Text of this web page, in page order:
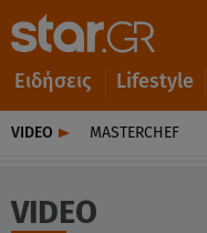
Ειδήσεις Lifestyle
VIDEO MASTERCHEF
VIDEO